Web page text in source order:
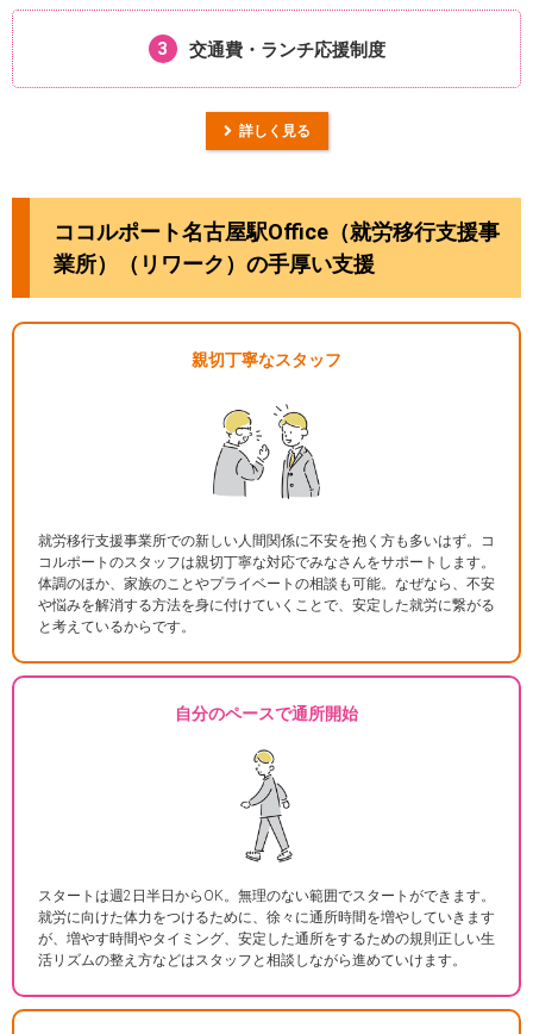
3 交通費・ランチ応援制度
詳しく見る
ココルポート名古屋駅Office（就労移行支援事
業所）（リワーク）の手厚い支援
親切丁寧なスタッフ
就労移行支援事業所での新しい人間関係に不安を抱く方も多いはず。コ
コルポートのスタッフは親切丁寧な対応でみなさんをサポートします。
体調のほか、家族のことやプライベートの相談も可能。なぜなら、不安
や悩みを解消する方法を身に付けていくことで、安定した就労に繋がる
と考えているからです。
自分のペースで通所開始
スタートは週2日半日からOK。無理のない範囲でスタートができます。
就労に向けた体力をつけるために、徐々に通所時間を増やしていきます
が、増やす時間やタイミング、安定した通所をするための規則正しい生
活リズムの整え方などはスタッフと相談しながら進めていけます。